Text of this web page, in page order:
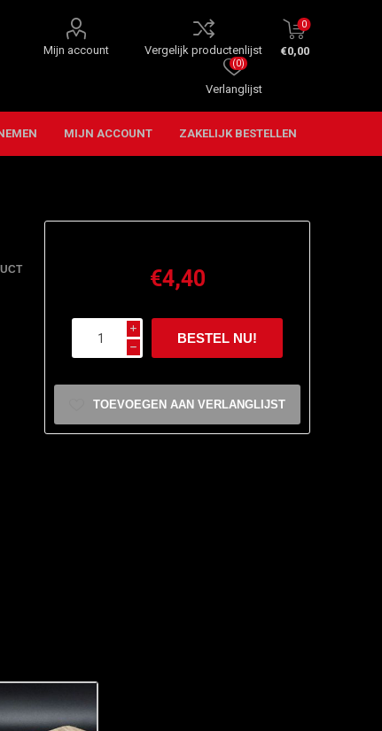
Mijn account Vergelijk productenlijst
Verlanglijst
(0)
0
€0,00
MIJN ACCOUNT ZAKELIJK BESTELLEN
€4,40
i
h
TOEVOEGEN AAN VERLANGLIJST